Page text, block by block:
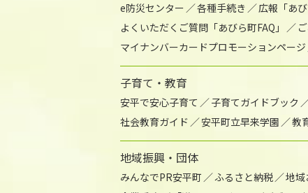
e防災センター 各種手続き 広報「あ
よくいただくご質問「あびら町FAQ」
マイナンバーカードプロモーションページ
子育て・教育
安平で安心子育て 子育てガイドブック
社会教育ガイド
安平町立早来学園 教
地域振興・団体
みんなでPR安平町 ふるさと納税 地域